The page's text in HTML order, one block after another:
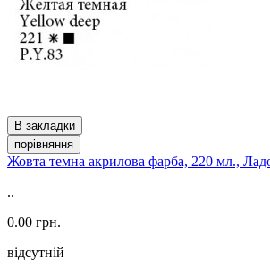
В закладки
порівняння
Жовта темна акрилова фарба, 220 мл.,
..
0.00 грн.
відсутній